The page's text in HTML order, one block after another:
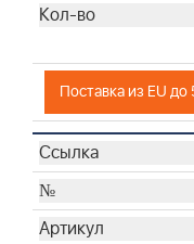
Поставка из EU